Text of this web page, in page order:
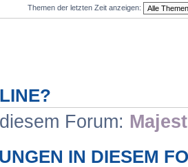
Themen der letzten Zeit anzeigen:
Forum:
IN DIESEM